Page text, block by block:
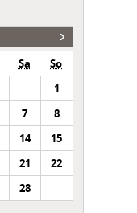
Sa
So
1
7
8
14
15
21
22
28